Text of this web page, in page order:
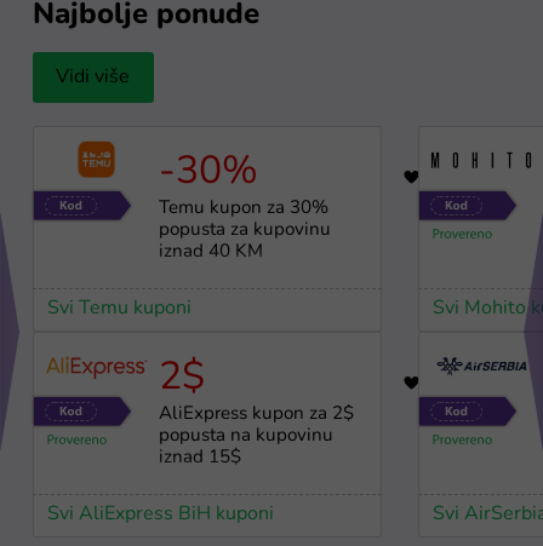
Najbolje ponude
Vidi više
-30%
Temu kupon za 30%
popusta za kupovinu
iznad 40 KM
Svi Temu kuponi
2$
AliExpress kupon za 2$
popusta na kupovinu
iznad 15$
Svi AliExpress BiH kuponi
Svi Mohito
Svi